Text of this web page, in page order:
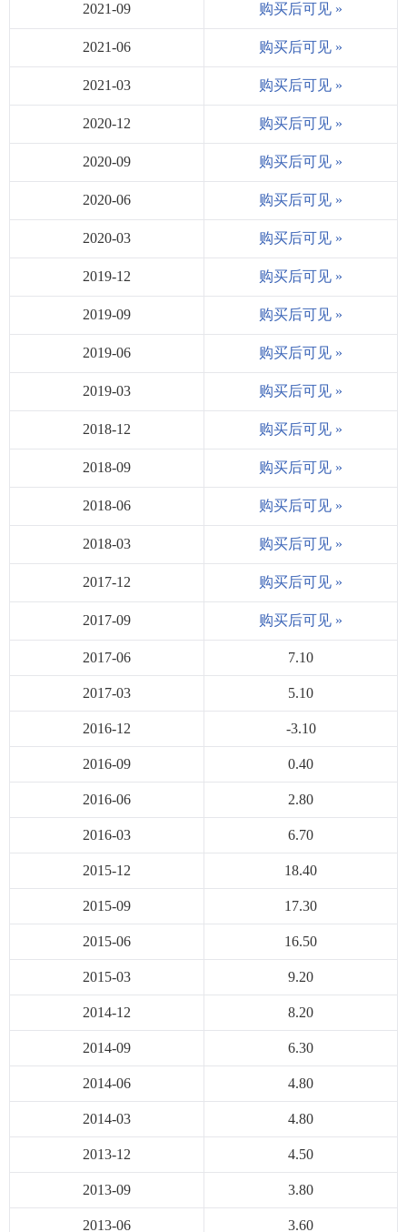
2021-09 购买后可见 »
2021-06 购买后可见 »
2021-03 购买后可见 »
2020-12 购买后可见 »
2020-09 购买后可见 »
2020-06 购买后可见 »
2020-03 购买后可见 »
2019-12 购买后可见 »
2019-09 购买后可见 »
2019-06 购买后可见 »
2019-03 购买后可见 »
2018-12 购买后可见 »
2018-09 购买后可见 »
2018-06 购买后可见 »
2018-03 购买后可见 »
2017-12 购买后可见 »
2017-09 购买后可见 »
2017-06 7.10
2017-03 5.10
2016-12 -3.10
2016-09 0.40
2016-06 2.80
2016-03 6.70
2015-12 18.40
2015-09 17.30
2015-06 16.50
2015-03 9.20
2014-12 8.20
2014-09 6.30
2014-06 4.80
2014-03 4.80
2013-12 4.50
2013-09 3.80
2013-06 3.60